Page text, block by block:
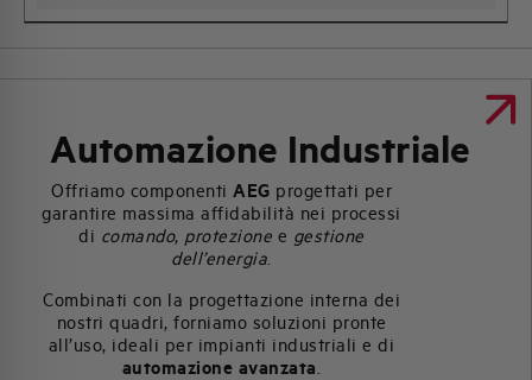
Automazione Industriale
Offriamo componentiAEG progettati per
garantire massima affidabilità nei processi
di comando, protezione e gestione
dell’energia.
Combinati con la progettazione interna dei
nostri quadri, forniamo soluzioni pronte
all’uso, ideali per impianti industriali e di
automazione avanzata.